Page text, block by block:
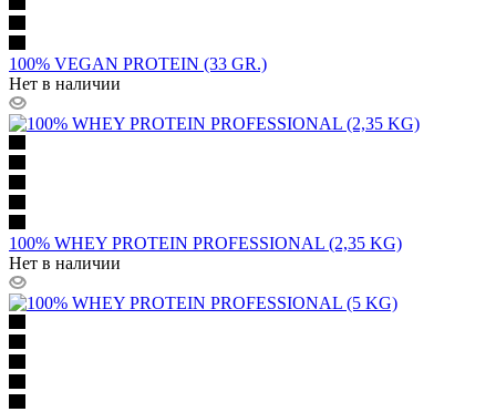
100% VEGAN PROTEIN (33 GR.)
Нет в наличии
100% WHEY PROTEIN PROFESSIONAL (2,35 KG)
Нет в наличии